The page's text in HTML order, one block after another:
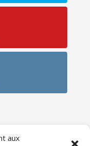
aux